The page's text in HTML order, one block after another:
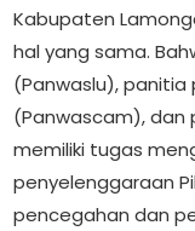
Kabupaten
hal yang sama.
(Panwaslu),
(Panwascam), dan
memiliki tugas
penyelenggaraan
pencegahan dan